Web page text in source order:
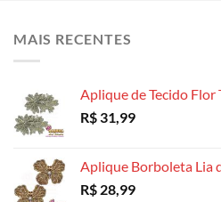
MAIS RECENTES
Aplique de Tecido
R$ 31,99
Aplique Borboleta Lia
R$ 28,99